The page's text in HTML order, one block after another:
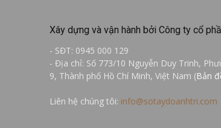
Xây dựng và vận hành bởi Công ty cổ
- SĐT: 0945 000 129
- Địa chỉ: Số 773/10 Nguyễn Duy Trinh,
9, Thành phố Hồ Chí Minh, Việt Nam (Bản
Liên hệ chúng tôi: info@sotaydoanhtri.com